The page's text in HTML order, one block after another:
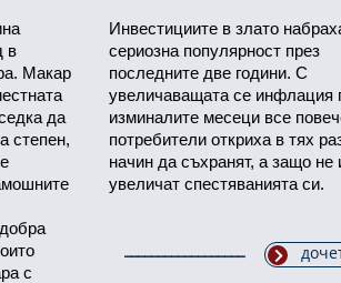
в
Макар
да
степен,
с
Инвестициите в злато
сериозна популярност през
последните две години. С
увеличаващата се инфлация
изминалите месеци все
потребители откриха в тях
начин да съхранят, а защо не
увеличат спестяванията си.